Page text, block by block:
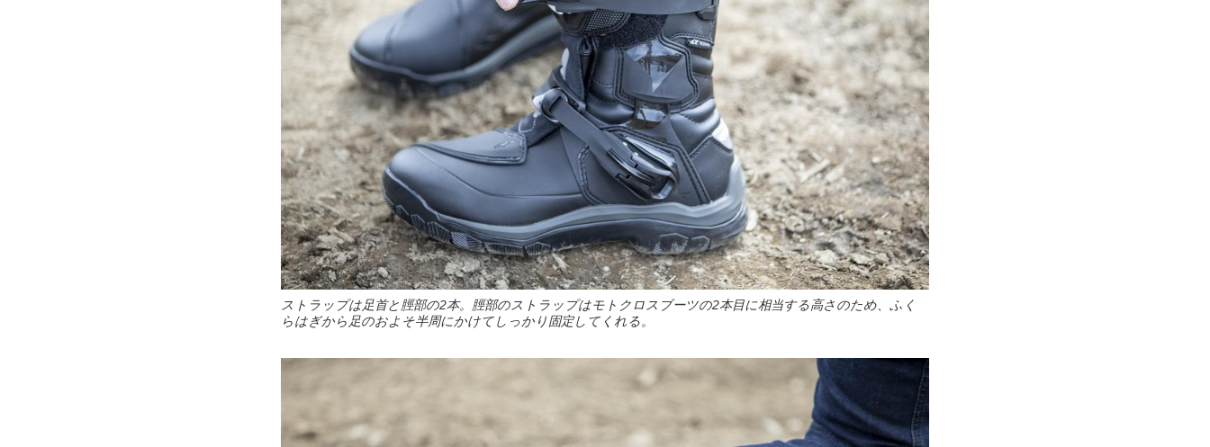
ストラップは足首と脛部の2本。脛部のストラップはモトクロスブーツの2本目に相当する高さのため、ふく
らはぎから足のおよそ半周にかけてしっかり固定してくれる。